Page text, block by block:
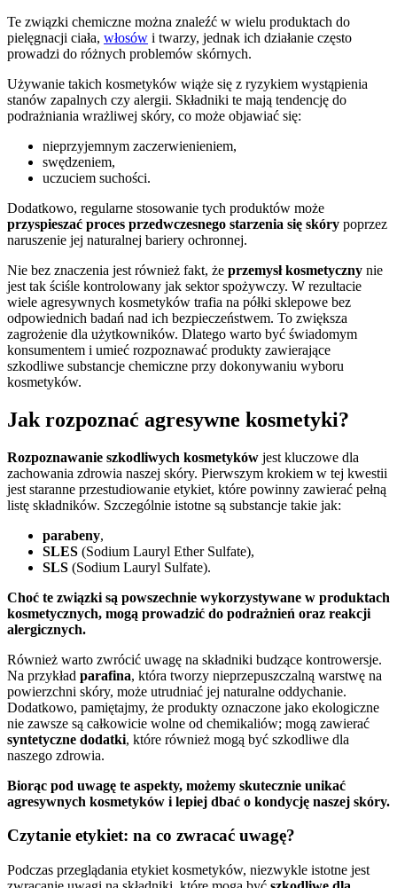
Te związki chemiczne można znaleźć w wielu produktach do
pielęgnacji ciała, włosów i twarzy, jednak ich działanie często
prowadzi do różnych problemów skórnych.
Używanie takich kosmetyków wiąże się z ryzykiem wystąpienia
stanów zapalnych czy alergii. Składniki te mają tendencję do
podrażniania wrażliwej skóry, co może objawiać się:
nieprzyjemnym zaczerwienieniem,
swędzeniem,
uczuciem suchości.
Dodatkowo, regularne stosowanie tych produktów może
przyspieszać proces przedwczesnego starzenia się skóry poprzez
naruszenie jej naturalnej bariery ochronnej.
Nie bez znaczenia jest również fakt, że przemysł kosmetyczny nie
jest tak ściśle kontrolowany jak sektor spożywczy. W rezultacie
wiele agresywnych kosmetyków trafia na półki sklepowe bez
odpowiednich badań nad ich bezpieczeństwem. To zwiększa
zagrożenie dla użytkowników. Dlatego warto być świadomym
konsumentem i umieć rozpoznawać produkty zawierające
szkodliwe substancje chemiczne przy dokonywaniu wyboru
kosmetyków.
Jak rozpoznać agresywne kosmetyki?
Rozpoznawanie szkodliwych kosmetyków jest kluczowe dla
zachowania zdrowia naszej skóry. Pierwszym krokiem w tej kwestii
jest staranne przestudiowanie etykiet, które powinny zawierać pełną
listę składników. Szczególnie istotne są substancje takie jak:
parabeny,
SLES (Sodium Lauryl Ether Sulfate),
SLS (Sodium Lauryl Sulfate).
Choć te związki są powszechnie wykorzystywane w produktach
kosmetycznych, mogą prowadzić do podrażnień oraz reakcji
alergicznych.
Również warto zwrócić uwagę na składniki budzące kontrowersje.
Na przykład parafina, która tworzy nieprzepuszczalną warstwę na
powierzchni skóry, może utrudniać jej naturalne oddychanie.
Dodatkowo, pamiętajmy, że produkty oznaczone jako ekologiczne
nie zawsze są całkowicie wolne od chemikaliów; mogą zawierać
syntetyczne dodatki, które również mogą być szkodliwe dla
naszego zdrowia.
Biorąc pod uwagę te aspekty, możemy skutecznie unikać
agresywnych kosmetyków i lepiej dbać o kondycję naszej skóry.
Czytanie etykiet: na co zwracać uwagę?
Podczas przeglądania etykiet kosmetyków, niezwykle istotne jest